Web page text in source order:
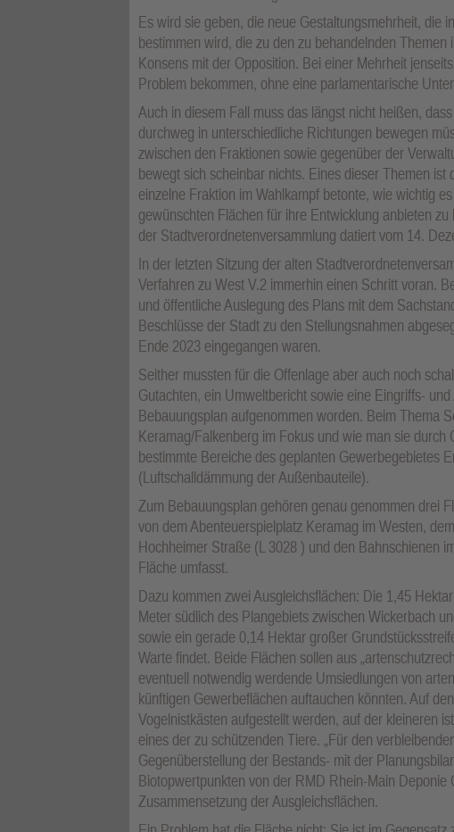
Es wird sie geben, die neue Gestaltungsmehrheit, die
bestimmen wird, die zu den zu behandelnden
Konsens mit der Opposition. Bei einer Mehrheit
Problem bekommen, ohne eine parlamentarische
Auch in diesem Fall muss das längst nicht heißen,
durchweg in unterschiedliche Richtungen bewegen
zwischen den Fraktionen sowie gegenüber der
bewegt sich scheinbar nichts. Eines dieser Themen
einzelne Fraktion im Wahlkampf betonte, wie wichtig
gewünschten Flächen für ihre Entwicklung anbieten
der Stadtverordnetenversammlung datiert vom 14.
In der letzten Sitzung der alten
Verfahren zu West V.2 immerhin einen Schritt voran.
und öffentliche Auslegung des Plans mit dem
Beschlüsse der Stadt zu den Stellungsnahmen
Ende 2023 eingegangen waren.
Seither mussten für die Offenlage aber auch noch
Gutachten, ein Umweltbericht sowie eine Eingriffs-
Bebauungsplan aufgenommen worden. Beim Thema
Keramag/Falkenberg im Fokus und wie man sie
bestimmte Bereiche des geplanten Gewerbegebietes
(Luftschalldämmung der Außenbauteile).
Zum Bebauungsplan gehören genau genommen drei
von dem Abenteuerspielplatz Keramag im Westen,
Hochheimer Straße (L 3028 ) und den Bahnschienen
Fläche umfasst.
Dazu kommen zwei Ausgleichsflächen: Die 1,45
Meter südlich des Plangebiets zwischen Wickerbach
sowie ein gerade 0,14 Hektar großer
Warte findet. Beide Flächen sollen aus
eventuell notwendig werdende Umsiedlungen von
künftigen Gewerbeflächen auftauchen könnten. Auf
Vogelnistkästen aufgestellt werden, auf der kleineren
eines der zu schützenden Tiere. „Für den
Gegenüberstellung der Bestands- mit der
Biotopwertpunkten von der RMD Rhein-Main Deponie
Zusammensetzung der Ausgleichsflächen.